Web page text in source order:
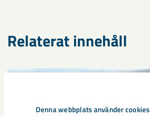
Denna webbplats använder cookies
Relaterat innehåll